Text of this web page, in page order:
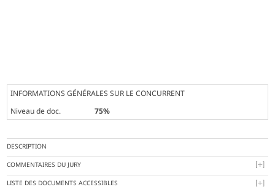
INFORMATIONS GÉNÉRALES SUR LE CONCURRENT
Niveau de doc.
75%
DESCRIPTION
COMMENTAIRES DU JURY
LISTE DES DOCUMENTS ACCESSIBLES